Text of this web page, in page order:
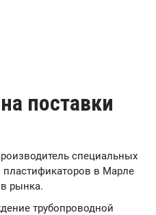
поставки
специальных
в Марле
рынка.
трубопроводной